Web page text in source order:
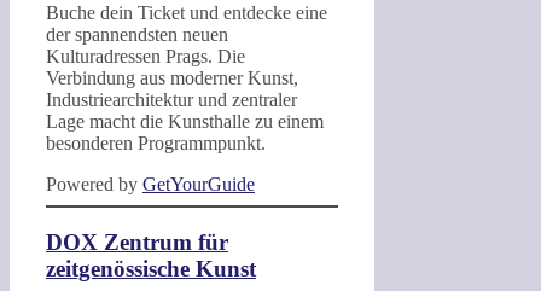
Buche dein Ticket und entdecke eine
der spannendsten neuen
Kulturadressen Prags. Die
Verbindung aus moderner Kunst,
Industriearchitektur und zentraler
Lage macht die Kunsthalle zu einem
besonderen Programmpunkt.
Powered by GetYourGuide
DOX Zentrum für
zeitgenössische Kunst